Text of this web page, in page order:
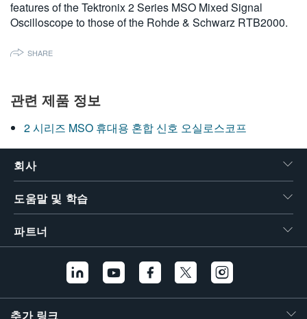
繁體中文
features of the Tektronix 2 Series MSO Mixed Signal
Oscilloscope to those of the Rohde & Schwarz RTB2000.
SHARE
관련 제품 정보
2 시리즈 MSO 휴대용 혼합 신호 오실로스코프
회사
도움말 및 학습
파트너
추가 링크